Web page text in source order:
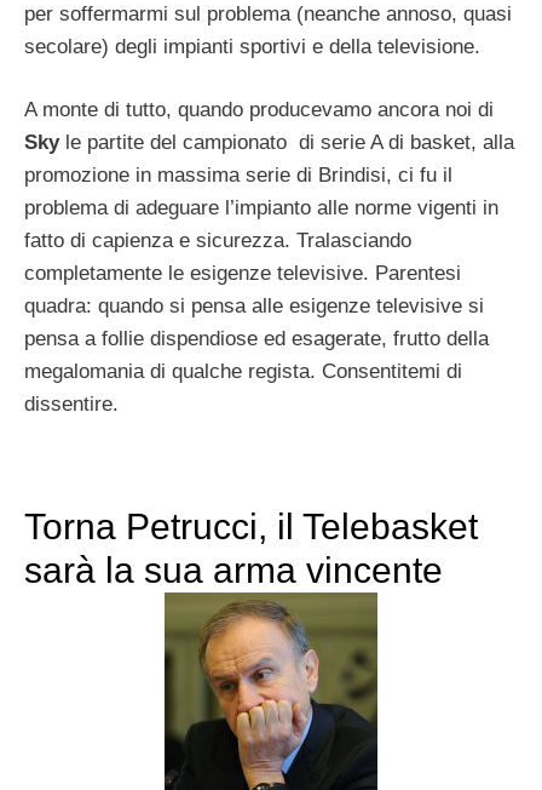
per soffermarmi sul problema (neanche annoso, quasi
secolare) degli impianti sportivi e della televisione.
A monte di tutto, quando producevamo ancora noi di
Skyle partite del campionato di serie A di basket, alla
promozione in massima serie di Brindisi, ci fu il
problema di adeguare l’impianto alle norme vigenti in
fatto di capienza e sicurezza. Tralasciando
completamente le esigenze televisive. Parentesi
quadra: quando si pensa alle esigenze televisive si
pensa a follie dispendiose ed esagerate, frutto della
megalomania di qualche regista. Consentitemi di
dissentire.
Torna Petrucci, il Telebasket
sarà la sua arma vincente